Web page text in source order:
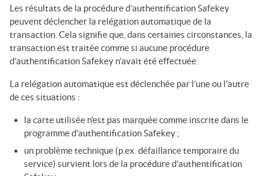
Les résultats de la procédure d’authentification Safekey
peuvent déclencher la relégation automatique de la
transaction. Cela signifie que, dans certaines circonstances, la
transaction est traitée comme si aucune procédure
d’authentification Safekey n’avait été effectuée.
La relégation automatique est déclenchée par l’une ou l’autre
de ces situations :
la carte utilisée n’est pas marquée comme inscrite dans le
programme d’authentification Safekey ;
un problème technique (p.ex. défaillance temporaire du
service) survient lors de la procédure d’authentification